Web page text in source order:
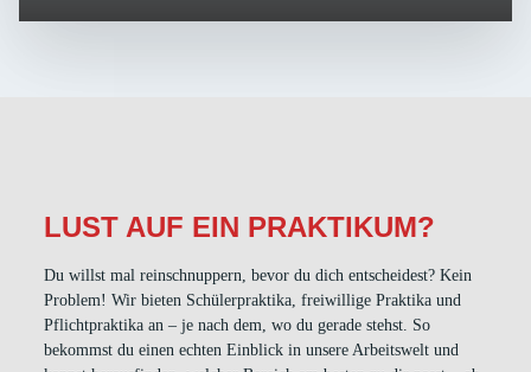
LUST AUF EIN PRAKTIKUM?
Du willst mal reinschnuppern, bevor du dich entscheidest? Kein
Problem! Wir bieten Schülerpraktika, freiwillige Praktika und
Pflichtpraktika an – je nach dem, wo du gerade stehst. So
bekommst du einen echten Einblick in unsere Arbeitswelt und